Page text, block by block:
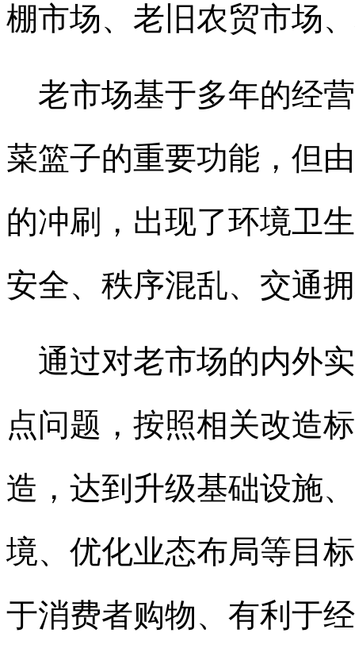
棚市场、老旧农贸市场
老市场基于多年的经
菜篮子的重要功能，但
的冲刷，出现了环境卫
安全、秩序混乱、交通
通过对老市场的内外
点问题 ，按照相关改造
造 ，达到升级基础设施
境、优化业态布局等目
于消费者购物、有利于